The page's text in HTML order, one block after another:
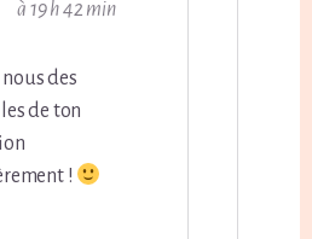
à 19 h 42 min
des
de ton
!